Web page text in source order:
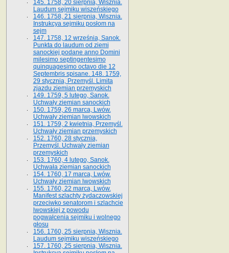
145. 1758, 20 sierpnia, Wisznia.
Laudum sejmiku wiszeńskiego
146. 1758, 21 sierpnia, Wisznia.
Instrukcya sejmiku posłom na
sejm
147. 1758, 12 września, Sanok.
Punkta do laudum od ziemi
sanockiej podane anno Domini
milesimo septingentesimo
quinquagesimo octavo die 12
Septembris spisane. 148. 1759,
29 stycznia, Przemyśl. Limita
zjazdu ziemian przemyskich
149. 1759, 5 lutego, Sanok.
Uchwały ziemian sanockich
150. 1759, 26 marca, Lwów.
Uchwały ziemian lwowskich
151. 1759, 2 kwietnia, Przemyśl.
Uchwały ziemian przemyskich
152. 1760, 28 stycznia,
Przemyśl. Uchwały ziemian
przemyskich
153. 1760, 4 lutego, Sanok.
Uchwała ziemian sanockich
154. 1760, 17 marca, Lwów.
Uchwały ziemian lwowskich
155. 1760, 22 marca, Lwów.
Manifest szlachty żydaczowskiej
przeciwko senatorom i szlachcie
lwowskiej z po­wodu
pogwałcenia sejmiku i wolnego
głosu
156. 1760, 25 sierpnia, Wisznia.
Laudum sejmiku wiszeńskiego
157. 1760, 25 sierpnia, Wisznia.